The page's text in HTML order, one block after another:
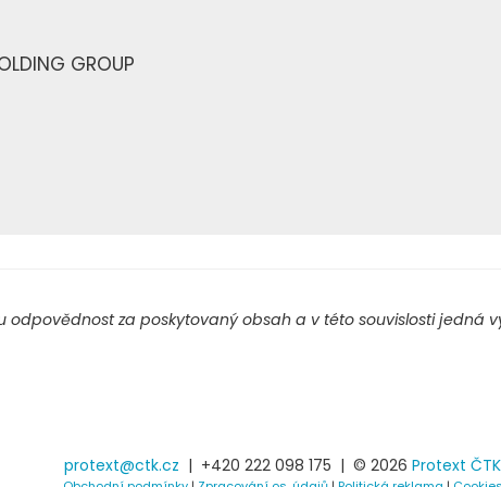
GROUP
odpovědnost za poskytovaný obsah a v této souvislosti jedná
protext@ctk.cz | +420 222 098 175 | © 2026 Protext ČTK